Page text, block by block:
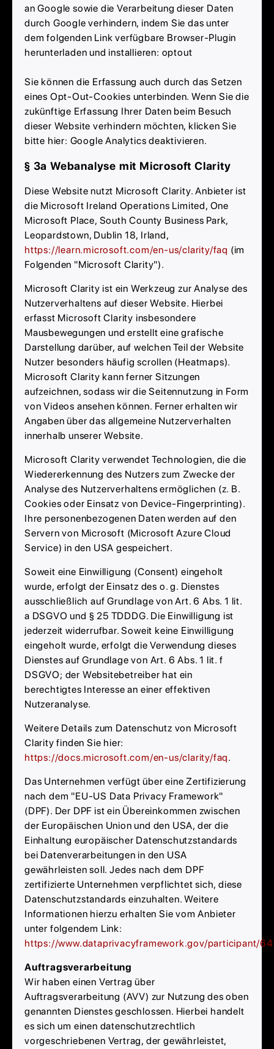
an Google sowie die Verarbeitung dieser Daten
durch Google verhindern, indem Sie das unter
dem folgenden Link verfügbare Browser-Plugin
herunterladen und installieren: optout
Sie können die Erfassung auch durch das Setzen
eines Opt-Out-Cookies unterbinden. Wenn Sie die
zukünftige Erfassung Ihrer Daten beim Besuch
dieser Website verhindern möchten, klicken Sie
bitte hier: Google Analytics deaktivieren.
§ 3a Webanalyse mit Microsoft Clarity
Diese Website nutzt Microsoft Clarity. Anbieter ist
die Microsoft Ireland Operations Limited, One
Microsoft Place, South County Business Park,
Leopardstown, Dublin 18, Irland,
https://learn.microsoft.com/en-us/clarity/faq (im
Folgenden "Microsoft Clarity").
Microsoft Clarity ist ein Werkzeug zur Analyse des
Nutzerverhaltens auf dieser Website. Hierbei
erfasst Microsoft Clarity insbesondere
Mausbewegungen und erstellt eine grafische
Darstellung darüber, auf welchen Teil der Website
Nutzer besonders häufig scrollen (Heatmaps).
Microsoft Clarity kann ferner Sitzungen
aufzeichnen, sodass wir die Seitennutzung in Form
von Videos ansehen können. Ferner erhalten wir
Angaben über das allgemeine Nutzerverhalten
innerhalb unserer Website.
Microsoft Clarity verwendet Technologien, die die
Wiedererkennung des Nutzers zum Zwecke der
Analyse des Nutzerverhaltens ermöglichen (z. B.
Cookies oder Einsatz von Device-Fingerprinting).
Ihre personenbezogenen Daten werden auf den
Servern von Microsoft (Microsoft Azure Cloud
Service) in den USA gespeichert.
Soweit eine Einwilligung (Consent) eingeholt
wurde, erfolgt der Einsatz des o. g. Dienstes
ausschließlich auf Grundlage von Art. 6 Abs. 1 lit.
a DSGVO und § 25 TDDDG. Die Einwilligung ist
jederzeit widerrufbar. Soweit keine Einwilligung
eingeholt wurde, erfolgt die Verwendung dieses
Dienstes auf Grundlage von Art. 6 Abs. 1 lit. f
DSGVO; der Websitebetreiber hat ein
berechtigtes Interesse an einer effektiven
Nutzeranalyse.
Weitere Details zum Datenschutz von Microsoft
Clarity finden Sie hier:
https://docs.microsoft.com/en-us/clarity/faq.
Das Unternehmen verfügt über eine Zertifizierung
nach dem "EU-US Data Privacy Framework"
(DPF). Der DPF ist ein Übereinkommen zwischen
der Europäischen Union und den USA, der die
Einhaltung europäischer Datenschutzstandards
bei Datenverarbeitungen in den USA
gewährleisten soll. Jedes nach dem DPF
zertifizierte Unternehmen verpflichtet sich, diese
Datenschutzstandards einzuhalten. Weitere
Informationen hierzu erhalten Sie vom Anbieter
unter folgendem Link:
https://www.dataprivacyframework.gov/participant/
Auftragsverarbeitung
Wir haben einen Vertrag über
Auftragsverarbeitung (AVV) zur Nutzung des oben
genannten Dienstes geschlossen. Hierbei handelt
es sich um einen datenschutzrechtlich
vorgeschriebenen Vertrag, der gewährleistet,